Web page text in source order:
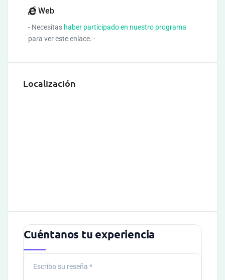
Web
- Necesitas haber participado en nuestro programa
para ver este enlace. -
Localización
Cuéntanos tu experiencia